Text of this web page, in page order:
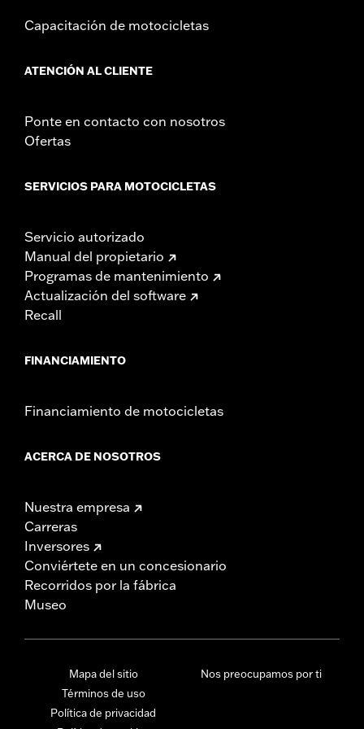
Capacitación de motocicletas
ATENCIÓN AL CLIENTE
Ponte en contacto con nosotros
Ofertas
SERVICIOS PARA MOTOCICLETAS
Servicio autorizado
Manual del propietario
Programas de mantenimiento
Actualización del software
Recall
FINANCIAMIENTO
Financiamiento de motocicletas
ACERCA DE NOSOTROS
Nuestra empresa
Carreras
Inversores
Conviértete en un concesionario
Recorridos por la fábrica
Museo
Mapa del sitio
Términos de uso
Política de privacidad
Nos preocupamos por ti